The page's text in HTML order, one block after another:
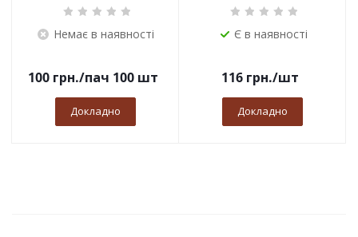
Немає в наявності
100грн./пач 100 шт
Докладно
Є в наявності
116грн./шт
Докладно